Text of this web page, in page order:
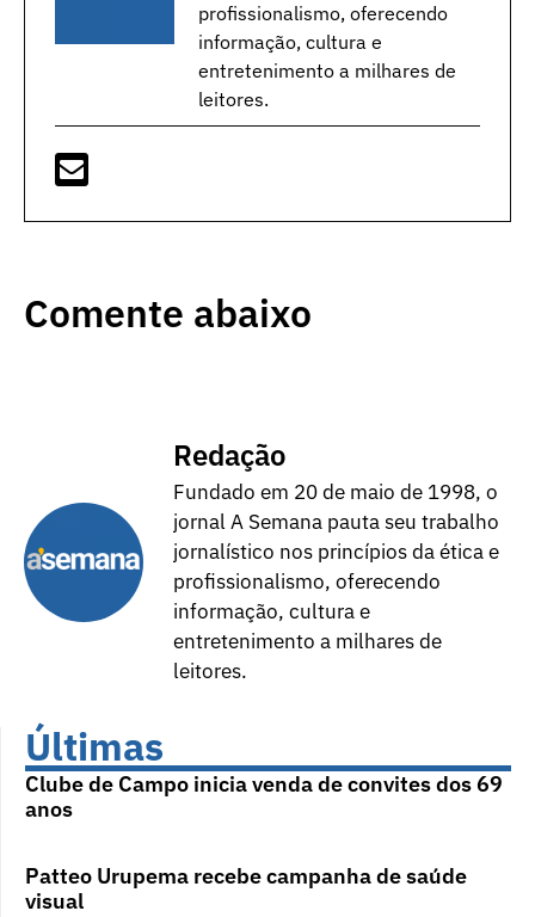
profissionalismo, oferecendo
informação, cultura e
entretenimento a milhares de
leitores.
Comente abaixo
Redação
Fundado em 20 de maio de 1998, o
jornal A Semana pauta seu trabalho
jornalístico nos princípios da ética e
profissionalismo, oferecendo
informação, cultura e
entretenimento a milhares de
leitores.
Últimas
Clube de Campo inicia venda de convites dos 69
anos
Patteo Urupema recebe campanha de saúde
visual